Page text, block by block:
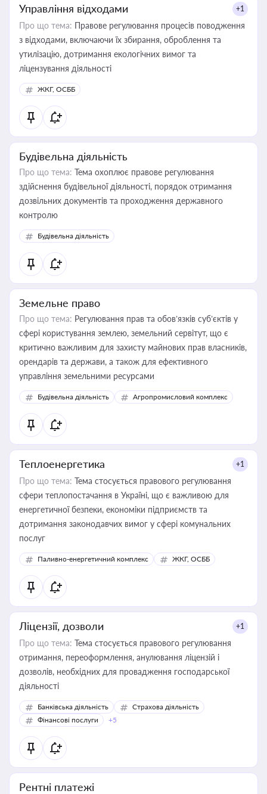
Управління відходами +1
Про що тема: Правове регулювання процесів поводження
з відходами, включаючи їх збирання, оброблення та
утилізацію, дотримання екологічних вимог та
ліцензування діяльності
ЖКГ, ОСББ
Будівельна діяльність
Про що тема: Тема охоплює правове регулювання
здійснення будівельної діяльності, порядок отримання
дозвільних документів та проходження державного
контролю
Будівельна діяльність
Земельне право
Про що тема: Регулювання прав та обов’язків суб’єктів у
сфері користування землею, земельний сервітут, що є
критично важливим для захисту майнових прав власників,
орендарів та держави, а також для ефективного
управління земельними ресурсами
Будівельна діяльність Агропромисловий комплекс
Теплоенергетика +1
Про що тема: Тема стосується правового регулювання
сфери теплопостачання в Україні, що є важливою для
енергетичної безпеки, економіки підприємств та
дотримання законодавчих вимог у сфері комунальних
послуг
Паливно-енергетичний комплекс ЖКГ, ОСББ
Ліцензії, дозволи +1
Про що тема: Тема стосується правового регулювання
отримання, переоформлення, анулювання ліцензій і
дозволів, необхідних для провадження господарської
діяльності
Банківська діяльність
Страхова діяльність
Фінансові послуги
+5
Рентні платежі